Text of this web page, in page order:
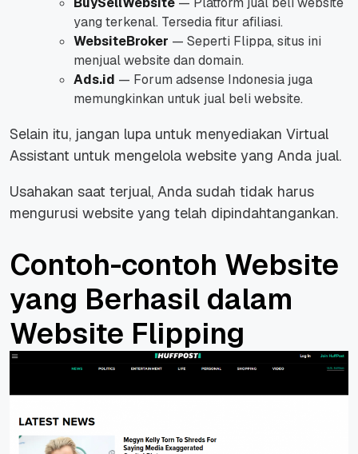
yang terkenal. Tersedia fitur afiliasi.
WebsiteBroker — Seperti Flippa, situs ini
menjual website dan domain.
Ads.id — Forum adsense Indonesia juga
memungkinkan untuk jual beli website.
Selain itu, jangan lupa untuk menyediakan Virtual
Assistant untuk mengelola website yang Anda jual.
Usahakan saat terjual, Anda sudah tidak harus
mengurusi website yang telah dipindahtangankan.
Contoh-contoh Website
yang Berhasil dalam
Website Flipping